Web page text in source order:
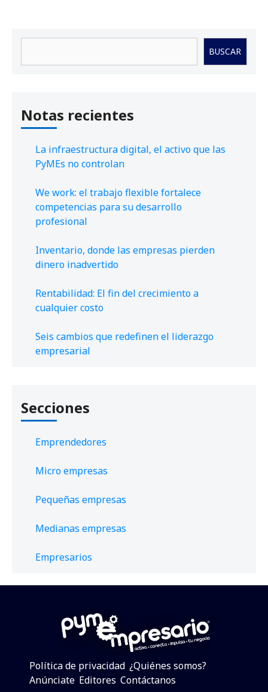
BUSCAR
Notas recientes
La infraestructura digital, el activo que las
PyMEs no controlan
We work: el trabajo flexible fortalece
competencias para su desarrollo
profesional
Inventario, donde las empresas pierden
dinero inadvertido
Rentabilidad: El fin del crecimiento a
cualquier costo
Seis cambios que redefinen el liderazgo
empresarial
Secciones
Emprendedores
Micro empresas
Pequeñas empresas
Medianas empresas
Empresarios
Política de privacidad ¿Quiénes somos?
Anúnciate Editores Contáctanos